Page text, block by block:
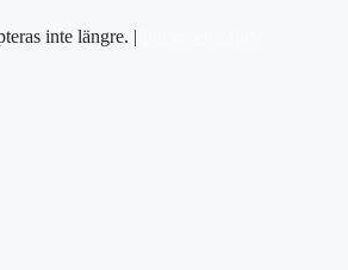
inte längre. |